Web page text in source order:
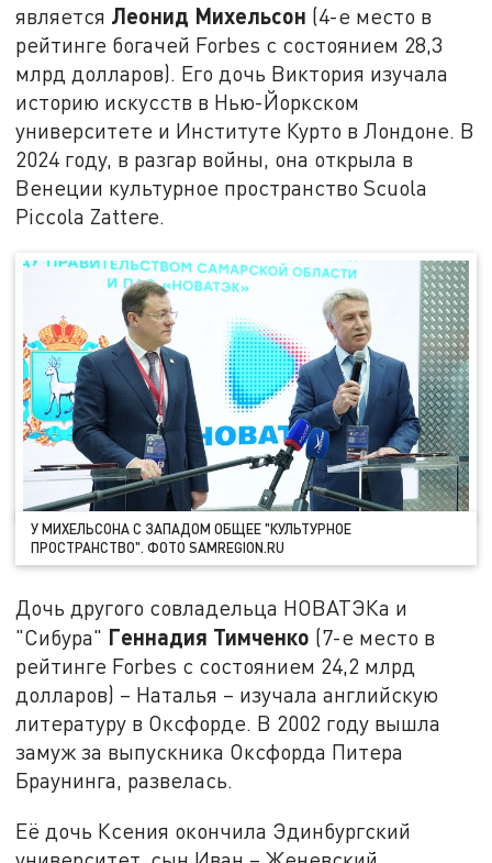
является Леонид Михельсон (4-е место в
рейтинге богачей Forbes с состоянием 28,3
млрд долларов). Его дочь Виктория изучала
историю искусств в Нью-Йоркском
университете и Институте Курто в Лондоне. В
2024 году, в разгар войны, она открыла в
Венеции культурное пространство Scuola
Piccola Zattere.
У МИХЕЛЬСОНА С ЗАПАДОМ ОБЩЕЕ "КУЛЬТУРНОЕ
ПРОСТРАНСТВО". ФОТО SAMREGION.RU
Дочь другого совладельца НОВАТЭКа и
"Сибура" Геннадия Тимченко (7-е место в
рейтинге Forbes с состоянием 24,2 млрд
долларов) – Наталья – изучала английскую
литературу в Оксфорде. В 2002 году вышла
замуж за выпускника Оксфорда Питера
Браунинга, развелась.
Её дочь Ксения окончила Эдинбургский